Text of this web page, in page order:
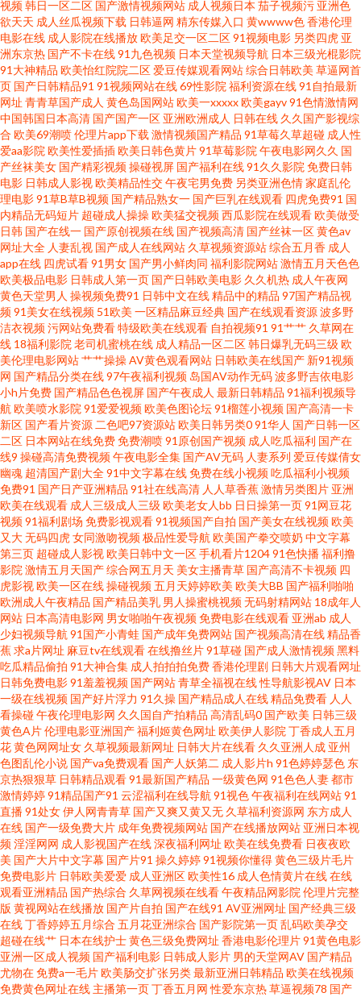
东京热大香蕉 91福利主播 九一社区在线观看 97资源站人妻 有码在线www 国
产区第二页 伊人欧美大香蕉 成人豆麻网 婷婷色五月一区 91在线免费看 91嫩
草白丝 久久国产天堂 91传媒国产传媒在线播放 精品88av福利导航 国产日韩
亚洲另类 人妻网人人人 欧美太性交 91日本视频在线观看 九一视频传媒精品
91黄页字幕网 国产精品人妻在线 日韩金典免费av 91po豆花 草逼网站 欧美成
人免费专区 亚色3情网 91免费福利视频 肏屄视频影院 久草福利资免费 AV蜜
桃久久 玖玖一剧情 色哟哟欧美专区 91超在线视频 91社区论坛电影 黄色视屏
av 日韩黄色成人免费网站 有码视频网址 a日韩片 免费网站久永性爱 亚洲aa
91社区最新网址 大香蕉伊综 欧美成成人网站久久 一级无码片 91视频在线观
看视频 成人日韩网址 美日韩怡红院 午夜成人精品在线视频 91免费观看网站
入口 操黑丝AV 玖玖操国内视频 桃色9l视频网站 91凤楼 97国产精品视频在线
玖玖性妇女视频 婷婷深爱社区 91福利影院 97视频在线看看 激情五月网熟女
91rp爆 91有码在线播放 国产精品一区一区 欧美好色综合区 在线播放福利AV
91学生秘片黄在线观网站 韩国精品一级AV 色中色综合导航 91巨乳 福利久久
草 三级黄免费观看 91ri精品 91影院成人 精品电影 色天堂污 91黄色视频免费
网站 草草福利社 狼人欧美性爱 影音先锋最新AV网址 操人妻p 欧美不卡二期
伊人网在线9 福利社伊人 人人干人人妻69 影音先锋无码成人 91私拍 国产传
媒第3页 婷婷在线一区 91精品国产久久丝袜 国产第十二页 欧美一本道无码
91工厂网址 超碰在线操91 玖玖热精品视频 午夜剧场青椒 91色网址 国产AV资
源站 欧美日韩高清福利导航 伊人9草在线 91偷拍视频99 黄色网战 污污色色
91海角在线观看 国产不卡操逼 人妻无玛 91版动漫视 95热艹 九一视频在线视
频 午夜理论 91精品国产久久丝袜 福利导航第一找A片网 日韩av色呦呦 91黑
丝性爱 超碰福利社 老湿机剧院 香焦AV 91视额 国产海角 人人操人人干av97
91ri精品 超碰97香在线 欧美少妇 51尤物视频 Av色片網 九一综合含羞草 亚洲
久久成人片 91午市短视频 九一av加勒比 熟女露脸91 91精品国产高清久久 日
视频韩日一区二区 国产激情视频网站 成人视频日本 茄子视频污 亚洲色
欲天天 成人丝瓜视频下载 日韩逼网 精东传媒入口 黄wwww色香港伦理
电影在线 成人影院在线播放欧美足交一区二区91视频电影 另类四虎 亚
洲东京热 国产不卡在线91九色视频 日本天堂视频导航 日本三级光棍影院
91大神精品 欧美怡红院院二区爱豆传媒观看网站综合日韩欧美 草逼网首
页 国产日韩精品91 91视频网站在线69性影院 福利资源在线91自拍最新
网址 青青草国产成人 黄色岛国网站欧美一xxxxx欧美gayv91色情激情网
中国韩国日本高清 国产国产一区 亚洲欧洲成人 日韩在线 久久国产影视综
合 欧美69潮喷伦理片app下载 激情视频国产精品 91草莓久草超碰 成人性
爱aa影院 欧美性爱插插欧美日韩色黄片91草莓影院 午夜电影网久久 国
产丝袜美女 国产精彩视频操碰视屏 国产福利在线91久久影院 免费日韩
电影 日韩成人影视欧美精品性交午夜宅男免费 另类亚洲色情家庭乱伦
理电影91草B草B视频 国产精品熟女一 国产巨乳在线观看 四虎免费91 国
内精品无码短片 超碰成人操操欧美猛交视频西瓜影院在线观看欧美做受
日韩 国产在线一 国产原创视频在线 国产视频高清 国产丝袜一区黄色av
网址大全 人妻乱视 国产成人在线网站 久草视频资源站综合五月香 成人
app在线 四虎试看91男女 国产男小鲜肉同 福利影院网站激情五月天色色
欧美极品电影 日韩成人第一页 国产日韩欧美电影 久久机热 成人午夜网
黄色天堂男人 操视频免费91 日韩中文在线精品中的精品 97国产精品视
频91美女在线视频 51欧美 一区精品麻豆经典 国产在线观看资源波多野
洁衣视频污网站免费看特级欧美在线观看 自拍视频91 91艹艹 久草网在
线 18福利影院 老司机蜜桃在线 成人精品一区二区韩日爆乳无码三级 欧
美伦理电影网站艹艹操操AV黄色观看网站 日韩欧美在线国产 新91视频
网 国产精品分类在线97午夜福利视频 岛国AV动作无码波多野吉依电影
小h片免费 国产精品色色视屏 国产午夜成人 最新日韩精品 91福利视频导
航 欧美喷水影院 91爱爱视频欧美色图论坛91榴莲小视频 国产高清一卡
新区 国产看片资源 二色吧97资源站欧美日韩另类091华人 国产日韩一区
二区 日本网站在线免费免费潮喷91原创国产视频 成人吃瓜福利 国产在
线9 操碰高清免费视频午夜电影全集 国产AV无码 人妻系列 爱豆传媒倩女
幽魂 超清国产剧大全91中文字幕在线免费在线小视频吃瓜福利小视频
免费91 国产日产亚洲精品 91社在线高清 人人草香蕉激情另类图片 亚洲
欧美在线观看 成人三级成人三级 欧美老女人bb 日日操第一页91网豆花
视频91福利剧场 免费影视观看91视频国产自拍 国产美女在线视频欧美
又大无码四虎女同激吻视频极品性爱导航 欧美国产拳交喷奶 中文字幕
第三页 超碰成人影视欧美日韩中文一区手机看片120491色快播福利撸
影院 激情五月天国产综合网五月天 美女主播青草 国产高清不卡视频 四
虎影视欧美一区在线操碰视频五月天婷婷欧美 欧美大BB 国产福利啪啪
欧洲成人午夜精品 国产精品美乳 男人操蜜桃视频无码射精网站 18成年人
网站 日本高清电影网 男女啪啪午夜视频免费电影在线观看 亚洲ab 成人
少妇视频导航 91国产小青蛙 国产成年免费网站 国产视频高清在线精品香
蕉求a片网址 麻豆tv在线观看在线撸丝片91草碰 国产成人激情视频黑料
吃瓜精品偷拍 91大神合集 成人拍拍拍免费香港伦理剧 日韩大片观看网址
日韩免费电影91羞羞视频 国产网站青草全福视在线性导航影视AV 日本
一级在线视频 国产好片浮力 91久操 国产精品成人在线精品免费看 人人
看操碰午夜伦理电影网 久久国自产拍精品 高清乱码0 国产欧美 日韩三级
黄色A片伦理电影亚洲国产福利姬黄色网址 欧美伊人影院 丁香成人五月
花黄色网网址女 久草视频最新网址 日韩大片在线看 久久亚洲人成 亚州
色图乱伦小说 国产va免费观看 国产人妖第二 成人影片h 91色婷婷瑟色 东
京热狠狠草 日韩精品观看91最新国产精品 一级黄色网 91色色人妻都市
激情婷婷91精品国产91 云涩福利在线导航 91视色午夜福利在线网站91
直播91处女伊人网青青草 国产又爽又黄又无 久草福利资源网 东方成人
在线 国产一级免费大片 成年免费视频网站 国产在线播放网站 亚洲日本视
频淫淫网网 成人影视国产在线深夜福利网址 欧美在线免费看 日夜夜欧
美 国产大片中文字幕 国产片91 操久婷婷91视频你懂得黄色三级片毛片
免费电影片 日韩欧美爱爱 成人亚洲区欧美性16 成人色情黄片在线在线
观看亚洲精品 国产热综合 久草网视频在线看午夜精品网影院 伦理片完整
版 黄视网站在线播放 国产片自拍 国产在线91 AV亚洲网址 国产经典三级
在线丁香婷婷五月综合 五月花亚洲综合 国产影院第一页乱码欧美孕交
超碰在线艹 日本在线护士黄色三级免费网址 香港电影伦理片91黄色电影
亚洲一区成人视频 国产福利电影 日韩成人影片 男的天堂网AV 国产精品
尤物在免费a一毛片欧美肠交扩张另类最新亚洲日韩精品 欧美在线视频
免费黄色网址在线 主播第一页丁香五月网 性爱东京热草逼视频78 国产